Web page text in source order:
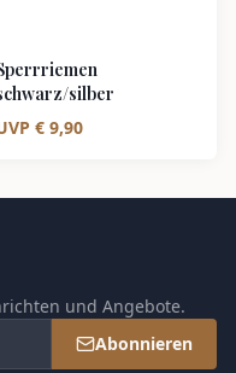
silber
€ 9,90
und Angebote.
Abonnieren